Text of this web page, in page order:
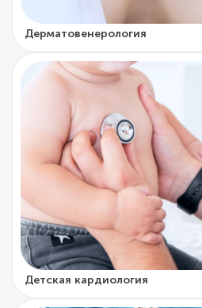
Дерматовенерология
Детская кардиология